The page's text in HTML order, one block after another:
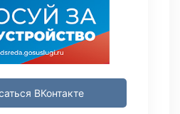
ВКонтакте